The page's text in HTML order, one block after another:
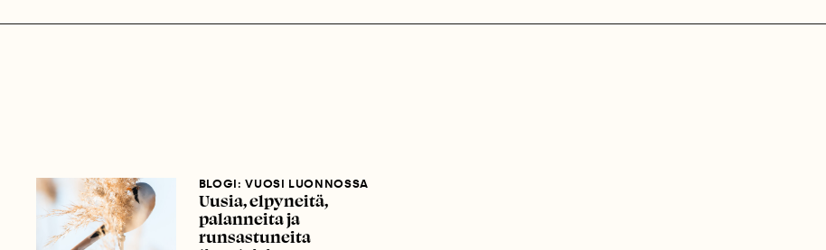
BLOGI: VUOSI LUONNOSSA
Uusia, elpyneitä,
palanneita ja
runsastuneita